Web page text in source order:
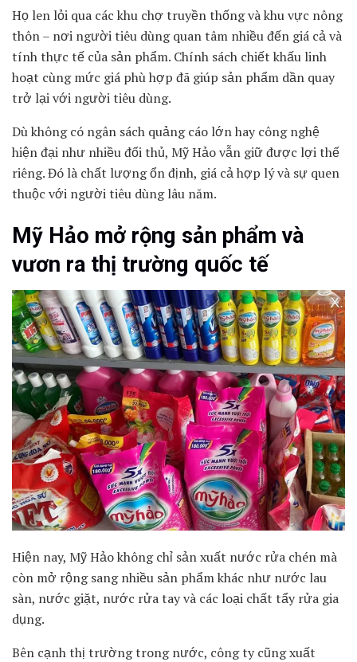
Họ len lỏi qua các khu chợ truyền thống và khu vực nông
thôn – nơi người tiêu dùng quan tâm nhiều đến giá cả và
tính thực tế của sản phẩm. Chính sách chiết khấu linh
hoạt cùng mức giá phù hợp đã giúp sản phẩm dần quay
trở lại với người tiêu dùng.
Dù không có ngân sách quảng cáo lớn hay công nghệ
hiện đại như nhiều đối thủ, Mỹ Hảo vẫn giữ được lợi thế
riêng. Đó là chất lượng ổn định, giá cả hợp lý và sự quen
thuộc với người tiêu dùng lâu năm.
Mỹ Hảo mở rộng sản phẩm và
vươn ra thị trường quốc tế
Hiện nay, Mỹ Hảo không chỉ sản xuất nước rửa chén mà
còn mở rộng sang nhiều sản phẩm khác như nước lau
sàn, nước giặt, nước rửa tay và các loại chất tẩy rửa gia
dụng.
Bên cạnh thị trường trong nước, công ty cũng xuất